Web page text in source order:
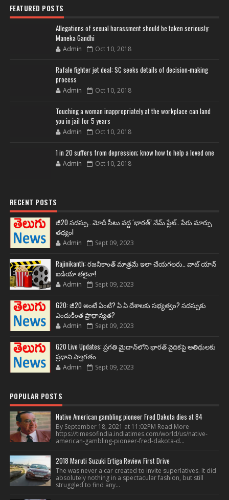
FEATURED POSTS
Allegations of sexual harassment should be taken seriously:
Maneka Gandhi
Admin Oct 10, 2018
Rafale fighter jet deal: SC seeks details of decision-making
process
Admin Oct 10, 2018
Touching a woman inappropriately at the workplace can land
you in jail for 5 years
Admin Oct 10, 2018
1 in 20 suffers from depression; know how to help a loved one
Admin Oct 10, 2018
RECENT POSTS
జీ20 సదస్సు.. మోదీ సీటు వద్ద ‘భారత్’ నేమ్ ప్లేట్‌.. పేరు మార్పు
తథ్యం!
Admin Sept 09, 2023
Rajinikanth: రజనీకాంత్ మాత్రమే ఇలా చేయగలరు.. వాట్ యాన్
ఐడియా తలైవా!
Admin Sept 09, 2023
G20: జీ20 అంటే ఏంటి? ఏ ఏ దేశాలకు సభ్యత్వం? సదస్సుకు
ఎందుకింత ప్రాధాన్యత?
Admin Sept 09, 2023
G20 Live Updates: ప్రగతి మైదాన్‌లోని భారత్ వైదికపై అతిథులకు
ప్రధాని స్వాగతం
Admin Sept 09, 2023
POPULAR POSTS
Native American gambling pioneer Fred Dakota dies at 84
By September 18, 2021 at 11:02PM Read More
https://timesofindia.indiatimes.com/world/us/native-
american-gambling-pioneer-fred-dakota-d...
2018 Maruti Suzuki Ertiga Review First Drive
The was never a car created to invite superlatives. It did
absolutely nothing in a spectacular fashion, but still
struggled to find any...